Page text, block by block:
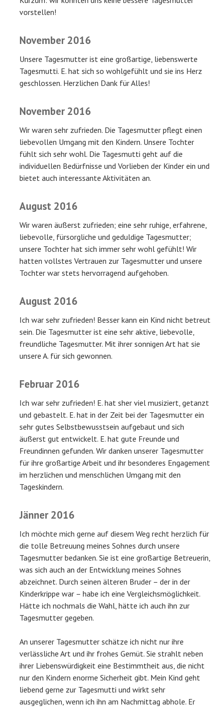
vorstellen!
November 2016
Unsere Tagesmutter ist eine großartige, liebenswerte
Tagesmutti. E. hat sich so wohlgefühlt und sie ins Herz
geschlossen. Herzlichen Dank für Alles!
November 2016
Wir waren sehr zufrieden. Die Tagesmutter pflegt einen
liebevollen Umgang mit den Kindern. Unsere Tochter
fühlt sich sehr wohl. Die Tagesmutti geht auf die
individuellen Bedürfnisse und Vorlieben der Kinder ein und
bietet auch interessante Aktivitäten an.
August 2016
Wir waren äußerst zufrieden; eine sehr ruhige, erfahrene,
liebevolle, fürsorgliche und geduldige Tagesmutter;
unsere Tochter hat sich immer sehr wohl gefühlt! Wir
hatten vollstes Vertrauen zur Tagesmutter und unsere
Tochter war stets hervorragend aufgehoben.
August 2016
Ich war sehr zufrieden! Besser kann ein Kind nicht betreut
sein. Die Tagesmutter ist eine sehr aktive, liebevolle,
freundliche Tagesmutter. Mit ihrer sonnigen Art hat sie
unsere A. für sich gewonnen.
Februar 2016
Ich war sehr zufrieden! E. hat sher viel musiziert, getanzt
und gebastelt. E. hat in der Zeit bei der Tagesmutter ein
sehr gutes Selbstbewusstsein aufgebaut und sich
äußerst gut entwickelt. E. hat gute Freunde und
Freundinnen gefunden. Wir danken unserer Tagesmutter
für ihre großartige Arbeit und ihr besonderes Engagement
im herzlichen und menschlichen Umgang mit den
Tageskindern.
Jänner 2016
Ich möchte mich gerne auf diesem Weg recht herzlich für
die tolle Betreuung meines Sohnes durch unsere
Tagesmutter bedanken. Sie ist eine großartige Betreuerin,
was sich auch an der Entwicklung meines Sohnes
abzeichnet. Durch seinen älteren Bruder – der in der
Kinderkrippe war – habe ich eine Vergleichsmöglichkeit.
Hätte ich nochmals die Wahl, hätte ich auch ihn zur
Tagesmutter gegeben.
An unserer Tagesmutter schätze ich nicht nur ihre
verlässliche Art und ihr frohes Gemüt. Sie strahlt neben
ihrer Liebenswürdigkeit eine Bestimmtheit aus, die nicht
nur den Kindern enorme Sicherheit gibt. Mein Kind geht
liebend gerne zur Tagesmutti und wirkt sehr
ausgeglichen, wenn ich ihn am Nachmittag abhole. Er